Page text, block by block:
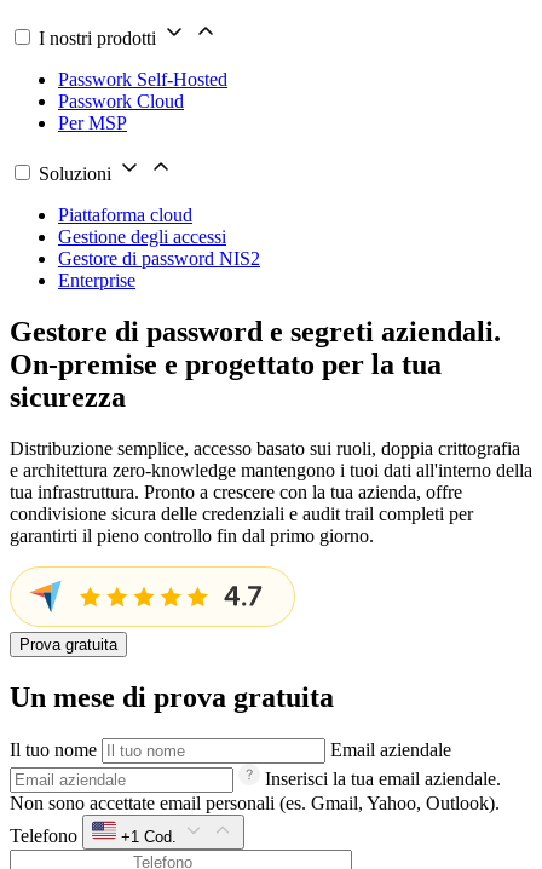
I nostri prodotti
Passwork Self-Hosted
Passwork Cloud
Per MSP
Soluzioni
Piattaforma cloud
Gestione degli accessi
Gestore di password NIS2
Enterprise
Gestore di password e segreti aziendali.
On-premise e progettato per la tua
sicurezza
Distribuzione semplice, accesso basato sui ruoli, doppia crittografia
e architettura zero-knowledge mantengono i tuoi dati all'interno della
tua infrastruttura. Pronto a crescere con la tua azienda, offre
condivisione sicura delle credenziali e audit trail completi per
garantirti il pieno controllo fin dal primo giorno.
Prova gratuita
Un mese di prova gratuita
Il tuo nome
Email aziendale
Inserisci la tua email aziendale.
Non sono accettate email personali (es. Gmail, Yahoo, Outlook).
Telefono
+1 Cod.